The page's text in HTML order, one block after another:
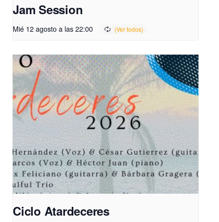
Jam Session
Mié 12 agosto a las 22:00
Ciclo Atardeceres